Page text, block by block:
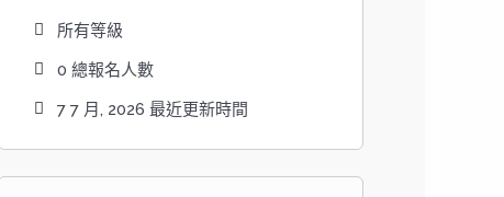
所有等級
0 總報名人數
7 7 月, 2026 最近更新時間